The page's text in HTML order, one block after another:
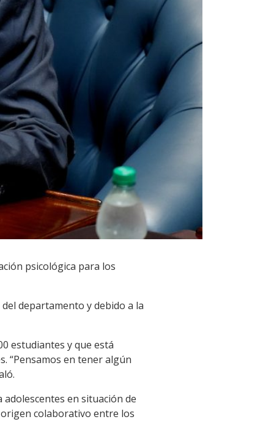
psicológica para los
departamento y debido a la
estudiantes y que está
“Pensamos en tener algún
en situación de
colaborativo entre los